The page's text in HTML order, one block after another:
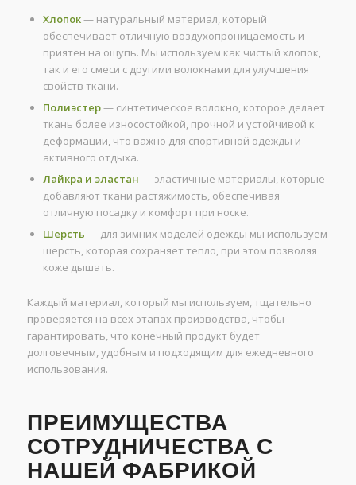
Хлопок— натуральный материал, который
обеспечивает отличную воздухопроницаемость и
приятен на ощупь. Мы используем как чистый хлопок,
так и его смеси с другими волокнами для улучшения
свойств ткани.
Полиэстер— синтетическое волокно, которое делает
ткань более износостойкой, прочной и устойчивой к
деформации, что важно для спортивной одежды и
активного отдыха.
Лайкра и эластан — эластичные материалы, которые
добавляют ткани растяжимость, обеспечивая
отличную посадку и комфорт при носке.
Шерсть — для зимних моделей одежды мы используем
шерсть, которая сохраняет тепло, при этом позволяя
коже дышать.
Каждый материал, который мы используем, тщательно
проверяется на всех этапах производства, чтобы
гарантировать, что конечный продукт будет
долговечным, удобным и подходящим для ежедневного
использования.
ПРЕИМУЩЕСТВА
СОТРУДНИЧЕСТВА С
НАШЕЙ ФАБРИКОЙ